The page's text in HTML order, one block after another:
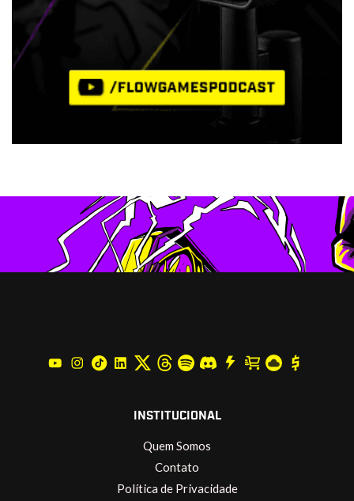
INSTITUCIONAL
Quem Somos
Contato
Política de Privacidade